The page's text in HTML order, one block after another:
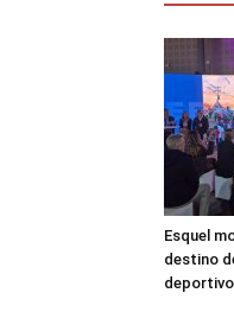
Esquel
destino